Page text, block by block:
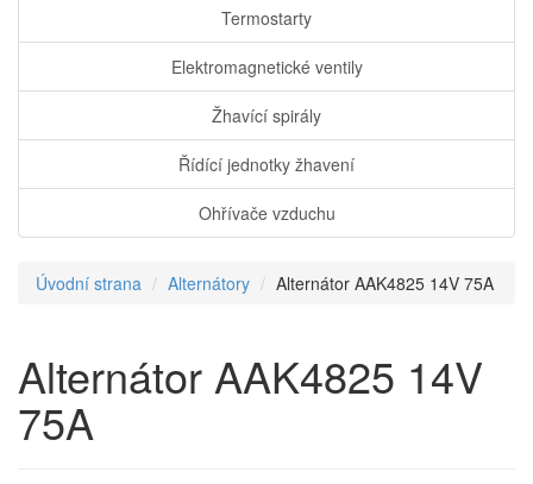
Termostarty
Elektromagnetické ventily
Žhavící spirály
Řídící jednotky žhavení
Ohřívače vzduchu
Úvodní strana Alternátory Alternátor AAK4825 14V 75A
Alternátor AAK4825 14V
75A